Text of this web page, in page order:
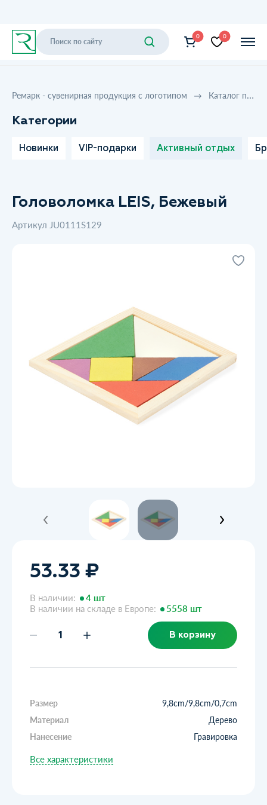
0 0
Ремарк - сувенирная продукция с логотипом Каталог продукции
Категории
Новинки VIP-подарки Активный отдых
Головоломка LEIS, Бежевый
Артикул JU0111S129
53.33 ₽
В наличии:
4 шт
В наличии на складе в Европе:
5558 шт
В корзину
Размер
9,8cm/9,8cm/0,7cm
Материал
Дерево
Нанесение
Гравировка
Все характеристики